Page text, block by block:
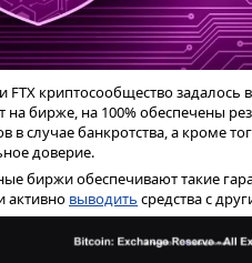
криптосообщество задалось
на бирже, на 100% обеспечены
в случае банкротства, а кроме
доверие.
биржи обеспечивают такие
активно выводить средства с